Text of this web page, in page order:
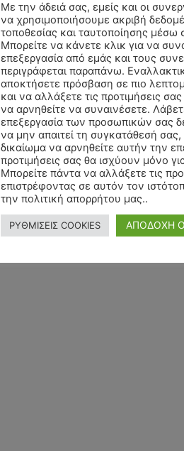
Με την άδειά σας, εμείς και οι
να χρησιμοποιήσουμε ακριβή
τοποθεσίας και ταυτοποίησης
Μπορείτε να κάνετε κλικ για να
επεξεργασία από εμάς και τους
περιγράφεται παραπάνω.
αποκτήσετε πρόσβαση σε πιο
και να αλλάξετε τις προτιμήσεις
να αρνηθείτε να συναινέσετε.
επεξεργασία των προσωπικών σας
να μην απαιτεί τη συγκατάθεσή
δικαίωμα να αρνηθείτε αυτήν την
προτιμήσεις σας θα ισχύουν μόνο
Μπορείτε πάντα να αλλάξετε τις
επιστρέφοντας σε αυτόν τον
την πολιτική απορρήτου μας..
ΡΥΘΜΙΣΕΙΣ COOKIES ΑΠΟΔΟΧΗ